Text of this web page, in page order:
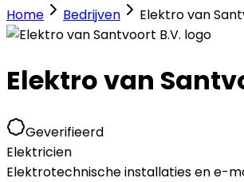
Home
Bedrijven Elektro van
Elektro van
Geverifieerd
Elektricien
Elektrotechnische installaties en e-